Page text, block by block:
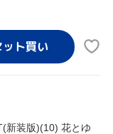
新装版)(10) 花とゆ